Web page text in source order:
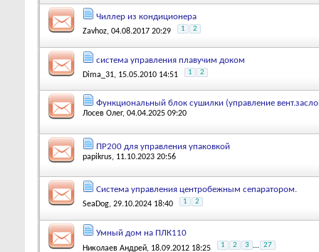
Чиллер из кондиционера
Zavhoz, 04.08.2017 20:29 1 2
система управления плавучим доком
Dima_31, 15.05.2010 14:51 1 2
Функциональный блок сушилки (управление
Лосев Олег, 04.04.2025 09:20
ПР200 для управления упаковкой
papikrus, 11.10.2023 20:56
Система управления центробежным сепаратором.
SeaDog, 29.10.2024 18:40 1 2
Умный дом на ПЛК110
Николаев Андрей, 18.09.2012 18:25 1 2 3 ... 27